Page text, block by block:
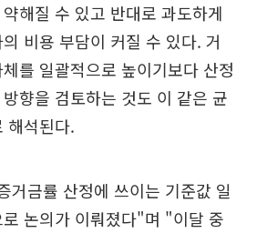
해질 수 있고 반대로 과도하게
비용 부담이 커질 수 있다. 거
를 일괄적으로 높이기보다 산정
향을 검토하는 것도 이 같은 균
해석된다.
거금률 산정에 쓰이는 기준값 일
논의가 이뤄졌다"며 "이달 중